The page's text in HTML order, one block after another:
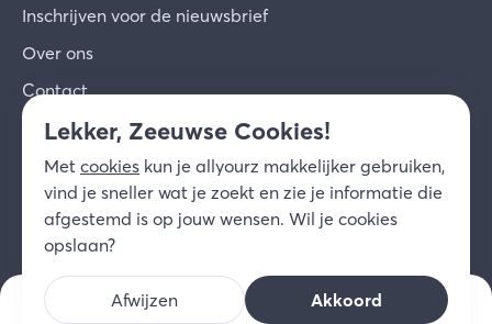
v.a. prijs/nacht
Inschrijven voor de nieuwsbrief
Over ons
Contact
© 2026 allyourz b.v.
Privacy
Cookies Disclaimer
Lekker, Zeeuwse Cookies!
Met cookies kun je allyourz makkelijker gebruiken,
vind je sneller wat je zoekt en zie je informatie die
afgestemd is op jouw wensen. Wil je cookies
opslaan?
Afwijzen Akkoord